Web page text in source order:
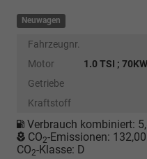
Neuwagen
Fahrzeugnr.
Motor
1.0 TSI ;
Getriebe
Kraftstoff
Verbrauch kombiniert:
CO2-Emissionen:
CO2-Klasse: D